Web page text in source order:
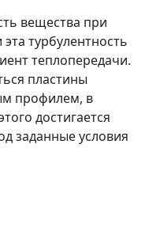
вещества при
турбулентность
теплопередачи.
пластины
профилем, в
достигается
заданные условия